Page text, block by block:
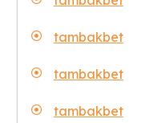
tambakbet
tambakbet
tambakbet